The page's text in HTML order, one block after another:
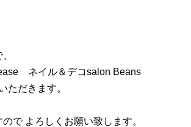
ネイル＆デコsalon Beans
ただきます。
で よろしくお願い致します。